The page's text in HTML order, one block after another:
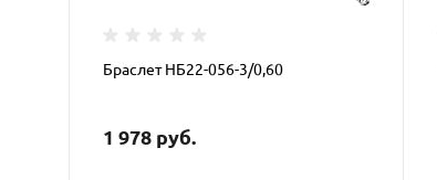
Браслет НБ22-056-3/0,60
1 978 руб.